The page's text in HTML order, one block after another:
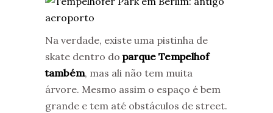
Na verdade, existe uma pistinha de
skate dentro do parque Tempelhof
também, mas ali não tem muita
árvore. Mesmo assim o espaço é bem
grande e tem até obstáculos de street.